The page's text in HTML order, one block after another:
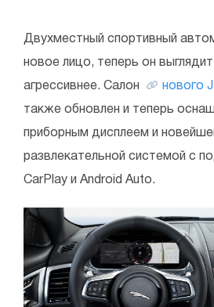
Двухместный спортивный
новое лицо, теперь он
агрессивнее. Салон нового
также обновлен и теперь
приборным дисплеем и
развлекательной системой с
CarPlay и Android Auto.